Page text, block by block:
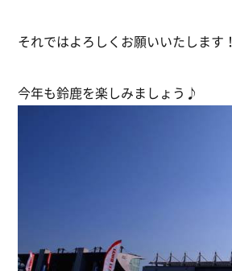
それではよろしくお願いいたします！
今年も鈴鹿を楽しみましょう♪